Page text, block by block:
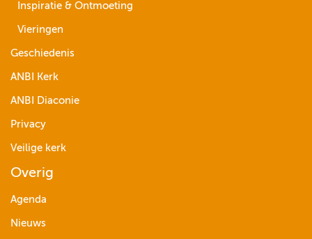
Inspiratie & Ontmoeting
Vieringen
Geschiedenis
ANBI Kerk
ANBI Diaconie
Privacy
Veilige kerk
Overig
Agenda
Nieuws